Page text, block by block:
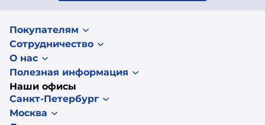
Покупателям
Сотрудничество
О нас
Полезная информация
Наши офисы
Санкт-Петербург
Москва